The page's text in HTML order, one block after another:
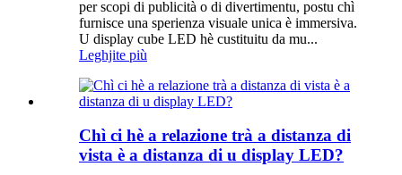
per scopi di publicità o di divertimentu, postu chì
furnisce una sperienza visuale unica è immersiva.
U display cube LED hè custituitu da mu...
Leghjite più
Chì ci hè a relazione trà a distanza di
vista è a distanza di u display LED?